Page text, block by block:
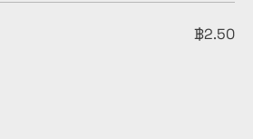
฿2.50